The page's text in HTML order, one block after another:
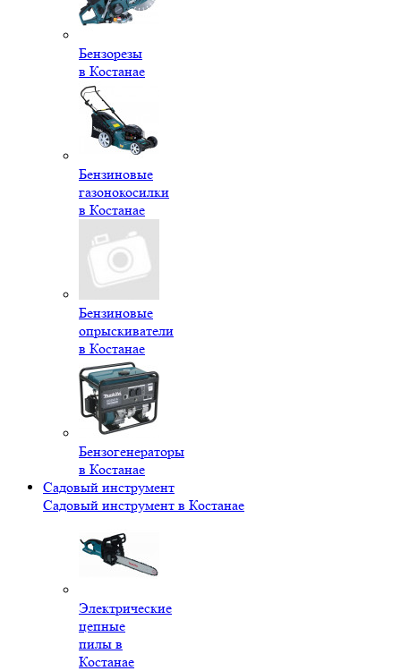
Бензорезы
в Костанае
Бензиновые
газонокосилки
в Костанае
Бензиновые
опрыскиватели
в Костанае
Бензогенераторы
в Костанае
Садовый инструмент
Садовый инструмент в Костанае
Электрические
цепные
пилы в
Костанае